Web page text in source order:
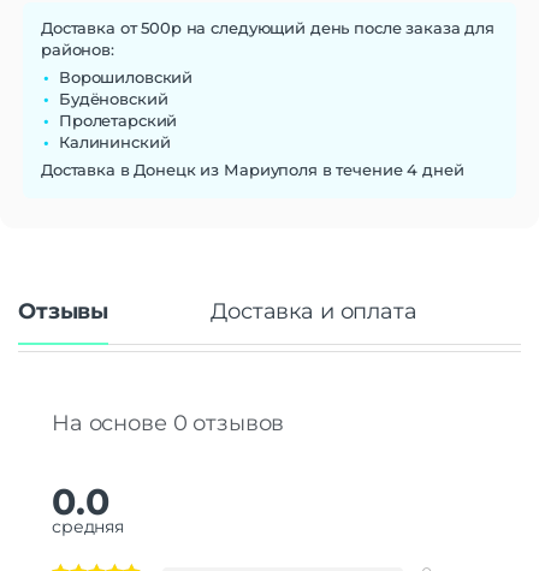
Доставка от 500р на следующий день после заказа для
районов:
Ворошиловский
Будёновский
Пролетарский
Калининский
Доставка в Донецк из Мариуполя в течение 4 дней
Отзывы Доставка и оплата
На основе 0 отзывов
0.0
средняя